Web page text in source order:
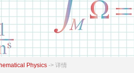
Physics -> 详情